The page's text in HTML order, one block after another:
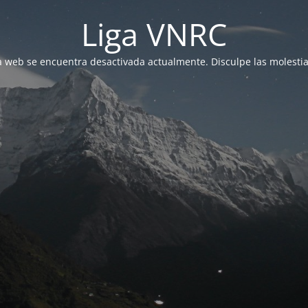
Liga VNRC
web se encuentra desactivada actualmente. Disculpe las